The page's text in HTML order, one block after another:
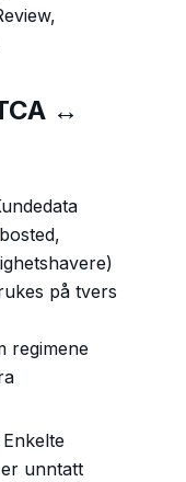
↔
på tvers
regimene
Enkelte
unntatt